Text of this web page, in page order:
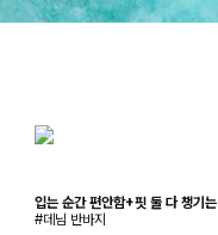
입는 순간 편안함+핏 둘 다 챙기는
#데님 반바지